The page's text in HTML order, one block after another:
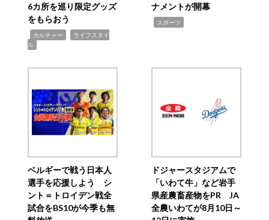
6カ所を巡り限定グッズ
をもらおう
カルチャー
ライフスタイ
ル
ナメントが開幕
スポーツ
ベルギーで戦う日本人
選手を応援しよう シ
ント＝トロイデン戦全
試合をBS10が今季も無
ドジャースタジアムで
「いわて牛」など岩手
県産農畜産物をPR JA
全農いわてが8月10日～